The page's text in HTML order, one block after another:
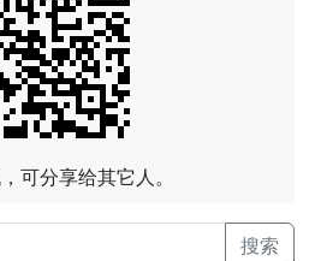
可分享给其它人。
搜索